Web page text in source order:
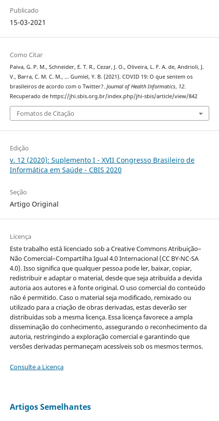
Publicado
15-03-2021
Como Citar
Paiva, G. P. M., Schneider, E. T. R., Cezar, J. O., Oliveira, L. F. A. de, Andrioli, J.
V., Barra, C. M. C. M., … Gumiel, Y. B. (2021). COVID 19: O que sentem os
brasileiros de acordo com o Twitter?. Journal of Health Informatics, 12.
Recuperado de https://jhi.sbis.org.br/index.php/jhi-sbis/article/view/842
Fomatos de Citação
Edição
v. 12 (2020): Suplemento I - XVII Congresso Brasileiro de
Informática em Saúde - CBIS 2020
Seção
Artigo Original
Licença
Este trabalho está licenciado sob a Creative Commons Atribuição–
Não Comercial–Compartilha Igual 4.0 Internacional (CC BY-NC-SA
4.0). Isso significa que qualquer pessoa pode ler, baixar, copiar,
redistribuir e adaptar o material, desde que seja atribuída a devida
autoria aos autores e à fonte original. O uso comercial do conteúdo
não é permitido. Caso o material seja modificado, remixado ou
utilizado para a criação de obras derivadas, estas deverão ser
distribuídas sob a mesma licença. Essa licença favorece a ampla
disseminação do conhecimento, assegurando o reconhecimento da
autoria, restringindo a exploração comercial e garantindo que
versões derivadas permaneçam acessíveis sob os mesmos termos.
Consulte a Licença
Artigos Semelhantes